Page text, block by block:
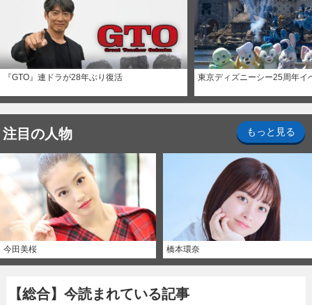
『GTO』連ドラが28年ぶり復活 東京ディズニーシー25周年イ
注目の人物 もっと見る
今田美桜 橋本環奈
【総合】今読まれている記事